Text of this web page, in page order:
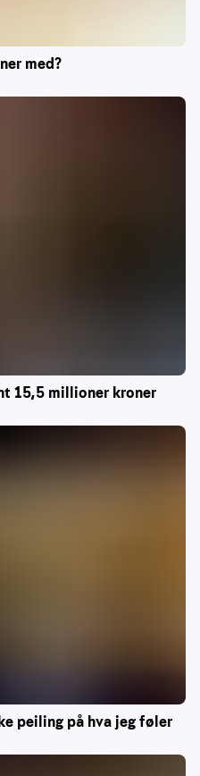
med?
15,5 millioner kroner
peiling på hva jeg føler